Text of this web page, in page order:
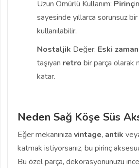
Uzun Ömürlü Kullanım: Pirinç
sayesinde yıllarca sorunsuz
kullanılabilir.
Nostaljik Değer: Eski
taşıyan retro bir parça olarak
katar.
Neden Sağ Köşe Süs
Eğer mekanınıza vintage, antik
katmak istiyorsanız, bu pirinç
Bu özel parça, dekorasyonunuzu